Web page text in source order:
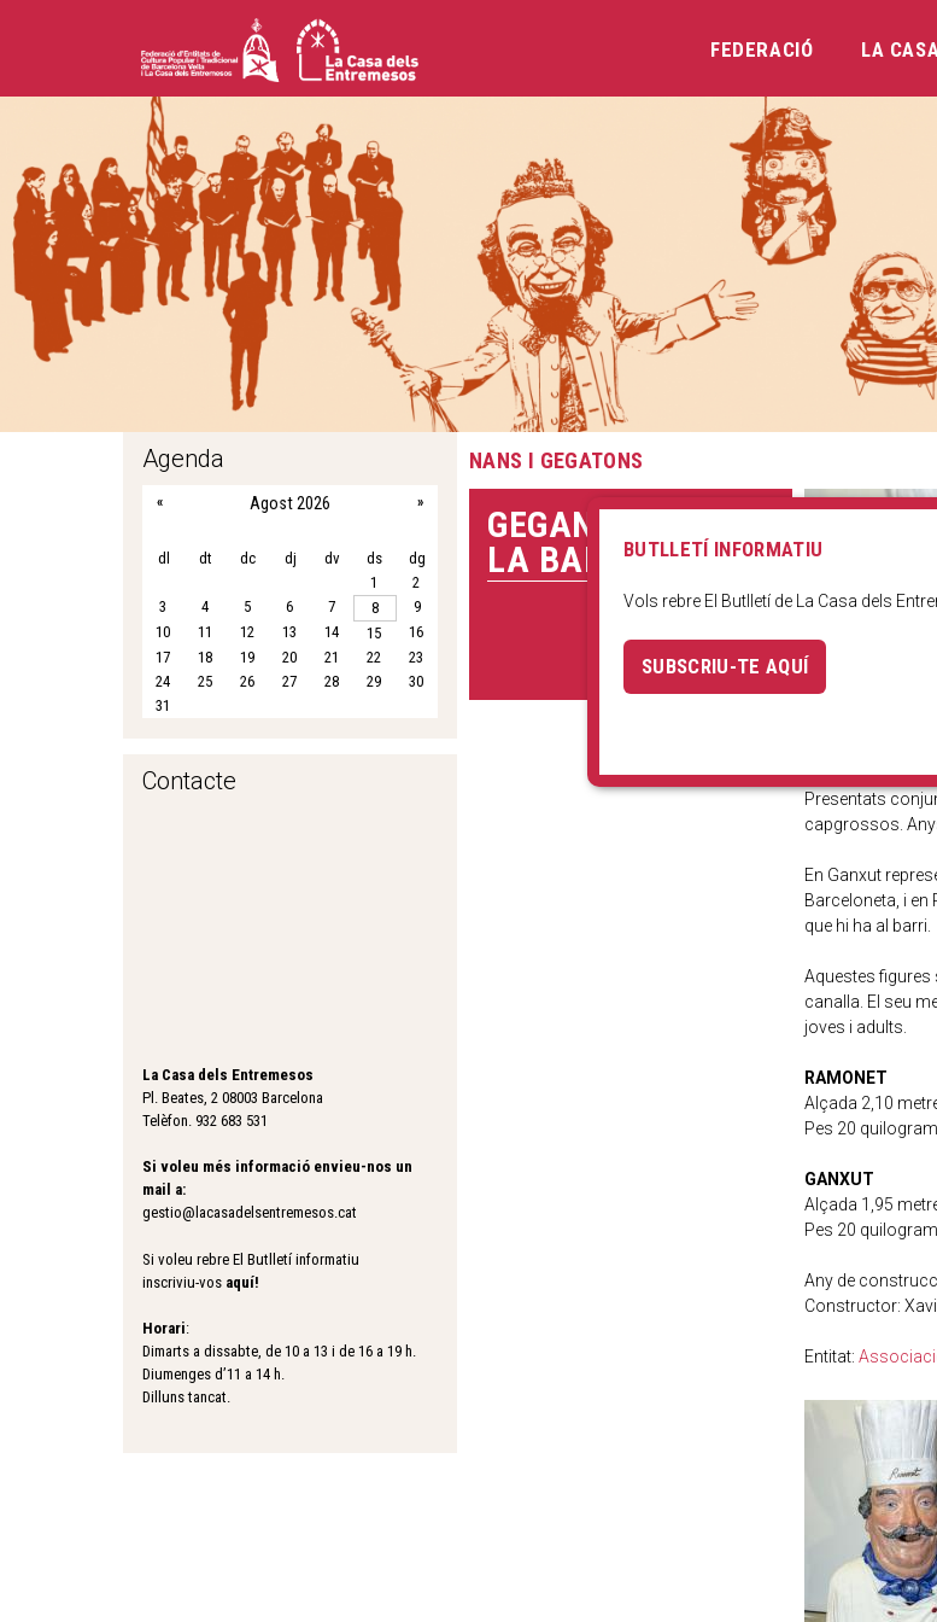
contingut
FEDERACIÓ LA
NANS I GEGATONS
GEGANTONS DE
LA BARCELONETA
Presentats
capgrossos.
En Ganxut
Barceloneta, i en
que hi ha al barri.
Aquestes figures
canalla. El seu
joves i adults.
RAMONET
Alçada 2,10
Pes 20
GANXUT
Alçada 1,95
Pes 20
Any de
Constructor:
Entitat:
Agenda
Agost 2026
« »
dl dt dc dj dv ds
dg
1
2
3
4 5 6 7 8
9
10
11 12 13 14 15
16
17
18 19 20 21 22
23
24
25 26 27 28 29
30
31
Contacte
La Casa dels Entremesos
Pl. Beates, 2 08003 Barcelona
Telèfon. 932 683 531
Si voleu més informació envieu-nos un
mail a:
gestio@lacasadelsentremesos.cat
Si voleu rebre El Butlletí informatiu
inscriviu-vos aquí!
Horari:
Dimarts a dissabte, de 10 a 13 i de 16 a 19 h.
Diumenges d’11 a 14 h.
Dilluns tancat.
BUTLLETÍ INFORMATIU
Vols rebre El Butlletí de La Casa dels
SUBSCRIU-TE AQUÍ